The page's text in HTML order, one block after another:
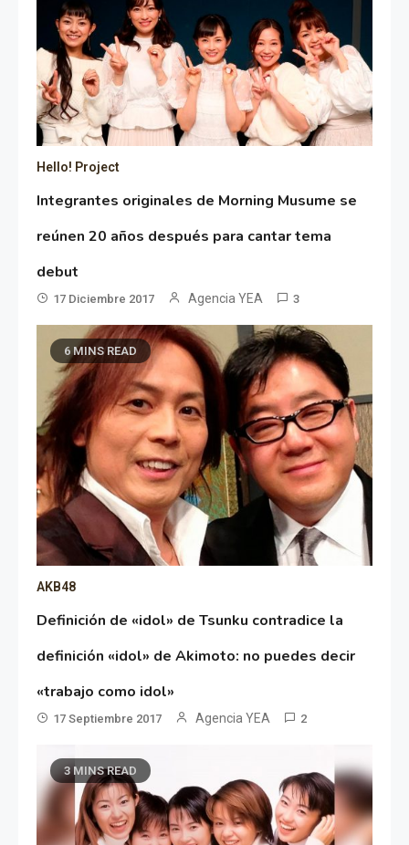
Hello! Project
Integrantes originales de Morning Musume se
reúnen 20 años después para cantar tema
debut
17 Diciembre 2017 Agencia YEA 3
6 MINS READ
AKB48
Definición de «idol» de Tsunku contradice la
definición «idol» de Akimoto: no puedes decir
«trabajo como idol»
17 Septiembre 2017 Agencia YEA 2
3 MINS READ